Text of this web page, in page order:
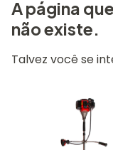
A página
não existe.
Talvez você se